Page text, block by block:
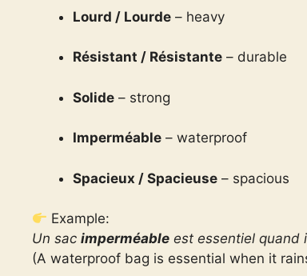
Lourd / Lourde – heavy
Résistant / Résistante – durable
Solide – strong
Imperméable – waterproof
Spacieux / Spacieuse – spacious
Example:
Un sac imperméable est essentiel quand
(A waterproof bag is essential when it